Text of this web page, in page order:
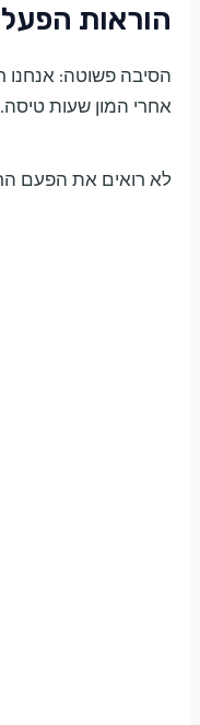
הוראות
הסיבה פשוטה: אנחנו
אחרי המון שעות טיסה.
לא רואים את הפעם